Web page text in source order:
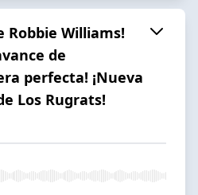
Robbie Williams!
de
perfecta! ¡Nueva
Los Rugrats!